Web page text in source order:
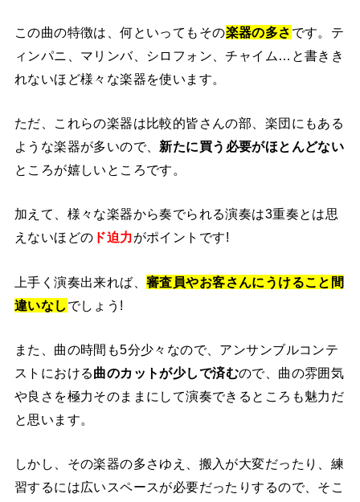
この曲の特徴は、何といってもその楽器の多さ です。テ
ィンパニ、マリンバ、シロフォン、チャイム…と書きき
れないほど様々な楽器を使います。
ただ、これらの楽器は比較的皆さんの部、楽団にもある
ような楽器が多いので、 新たに買う必要がほとんどない
ところが嬉しいところです。
加えて、様々な楽器から奏でられる演奏は3重奏とは思
えないほどの ド迫力がポイントです!
上手く演奏出来れば、審査員やお客さんにうけること間
違いなし でしょう!
また、曲の時間も5分少々なので、アンサンブルコンテ
ストにおける曲のカットが少しで済むので、曲の雰囲気
や良さを極力そのままにして演奏できるところも魅力だ
と思います。
しかし、その楽器の多さゆえ、搬入が大変だったり、練
習するには広いスペースが必要だったりするので、そこ